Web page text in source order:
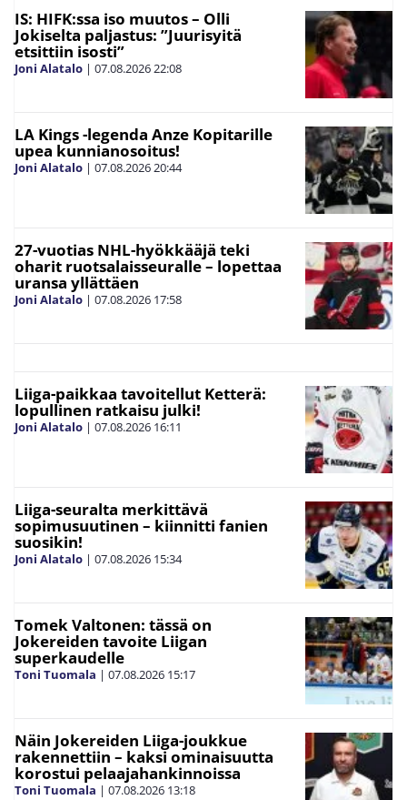
IS: HIFK:ssa iso muutos – Olli
Jokiselta paljastus: ”Juurisyitä
etsittiin isosti”
Joni Alatalo | 07.08.202622:08
LA Kings -legenda Anze Kopitarille
upea kunnianosoitus!
Joni Alatalo | 07.08.202620:44
27-vuotias NHL-hyökkääjä teki
oharit ruotsalaisseuralle – lopettaa
uransa yllättäen
Joni Alatalo | 07.08.2026 17:58
Liiga-paikkaa tavoitellut Ketterä:
lopullinen ratkaisu julki!
Joni Alatalo | 07.08.2026 16:11
Liiga-seuralta merkittävä
sopimusuutinen – kiinnitti fanien
suosikin!
Joni Alatalo | 07.08.2026 15:34
Tomek Valtonen: tässä on
Jokereiden tavoite Liigan
superkaudelle
Toni Tuomala | 07.08.2026 15:17
Näin Jokereiden Liiga-joukkue
rakennettiin – kaksi ominaisuutta
korostui pelaajahankinnoissa
Toni Tuomala | 07.08.2026 13:18